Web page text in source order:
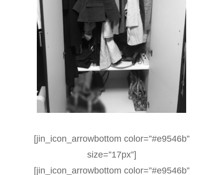
[jin_icon_arrowbottom color=”#e9546b”
size=”17px”]
[jin_icon_arrowbottom color=”#e9546b”